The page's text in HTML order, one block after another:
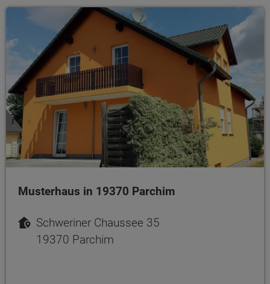
Musterhaus in 19370 Parchim
Schweriner Chaussee 35
19370 Parchim